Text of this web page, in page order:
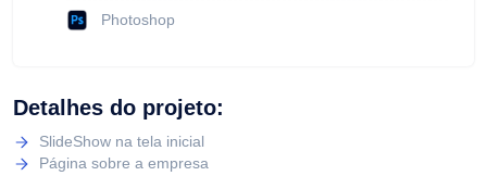
Photoshop
Detalhes do projeto:
SlideShow na tela inicial
Página sobre a empresa